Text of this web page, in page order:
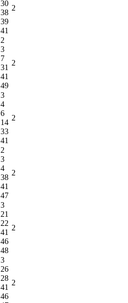
30
38
39
41
2
2
3
7
31
41
49
2
3
4
6
14
33
41
2
2
3
4
38
41
47
2
3
21
22
41
46
48
2
3
26
28
41
46
2